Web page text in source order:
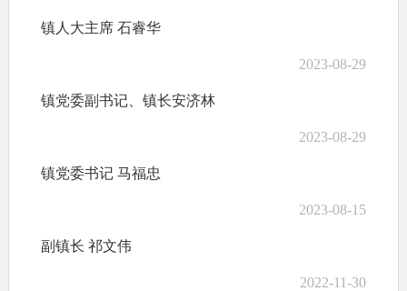
镇人大主席 石睿华
2023-08-29
镇党委副书记、镇长安济林
2023-08-29
镇党委书记 马福忠
2023-08-15
副镇长 祁文伟
2022-11-30